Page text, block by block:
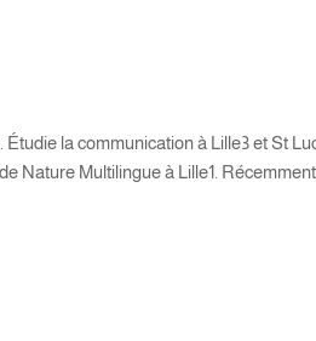
Étudie la communication à Lille3 et St
Nature Multilingue à Lille1.